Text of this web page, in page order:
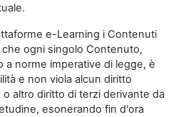
e-Learning i Contenuti
ogni singolo Contenuto,
a norme imperative di legge, è
e non viola alcun diritto
altro diritto di terzi derivante da
esonerando fin d'ora